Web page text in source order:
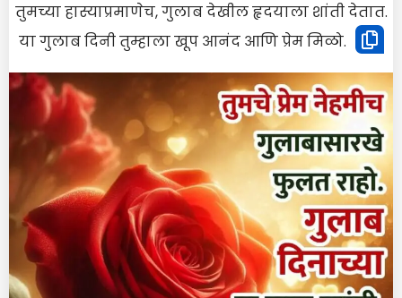
तुमच्या हास्याप्रमाणेच, गुलाब देखील हृदयाला शांती देतात.
या गुलाब दिनी तुम्हाला खूप आनंद आणि प्रेम मिळो.